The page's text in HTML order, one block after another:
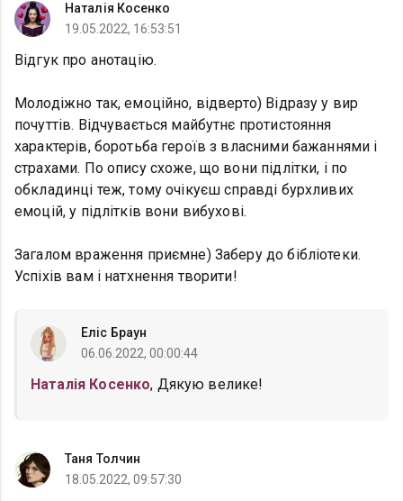
Наталія Косенко
19.05.2022, 16:53:51
Відгук про анотацію.
Молодіжно так, емоційно, відверто) Відразу у вир
почуттів. Відчувається майбутнє протистояння
характерів, боротьба героїв з власними бажаннями і
страхами. По опису схоже, що вони підлітки, і по
обкладинці теж, тому очікуєш справді бурхливих
емоцій, у підлітків вони вибухові.
Загалом враження приємне) Заберу до бібліотеки.
Успіхів вам і натхнення творити!
Еліс Браун
06.06.2022, 00:00:44
Наталія Косенко, Дякую велике!
Таня Толчин
18.05.2022, 09:57:30